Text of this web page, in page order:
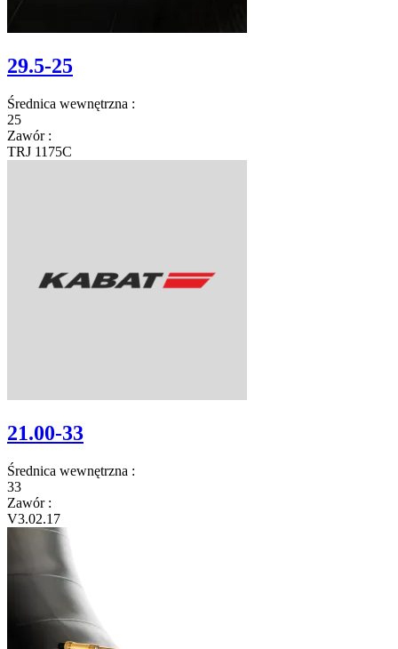
29.5-25
Średnica wewnętrzna :
25
Zawór :
TRJ 1175C
21.00-33
Średnica wewnętrzna :
33
Zawór :
V3.02.17